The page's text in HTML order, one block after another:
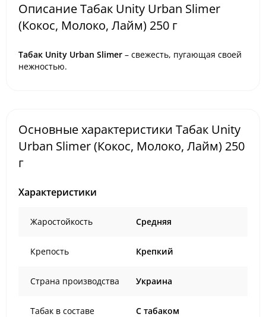
Описание Табак Unity Urban Slimer
(Кокос, Молоко, Лайм) 250 г
Табак Unity Urban Slimer – свежесть, пугающая своей
нежностью.
Основные характеристики Табак Unity
Urban Slimer (Кокос, Молоко, Лайм) 250
г
Характеристики
Жаростойкость Средняя
Крепость Крепкий
Страна производства Украина
Табак в составе C табаком